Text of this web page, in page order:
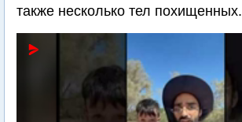
также несколько тел похищенных.